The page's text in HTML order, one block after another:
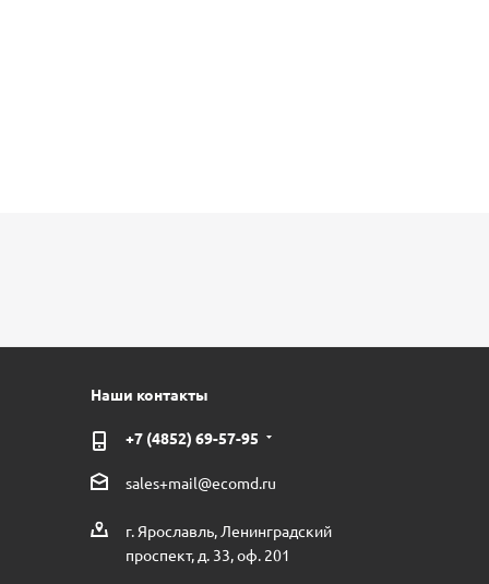
Наши контакты
+7 (4852) 69-57-95
sales+mail@ecomd.ru
г. Ярославль, Ленинградский
проспект, д. 33, оф. 201